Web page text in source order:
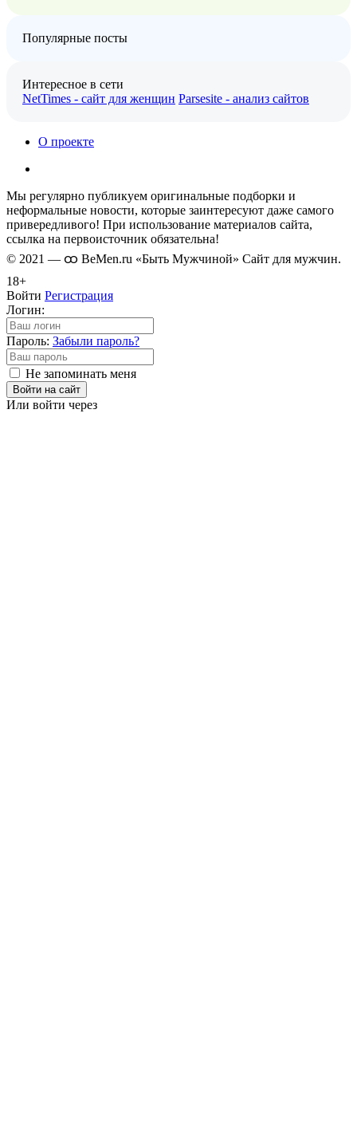
Популярные посты
Интересное в сети
NetTimes - сайт для женщин Parsesite - анализ сайтов
О проекте
Мы регулярно публикуем оригинальные подборки и
неформальные новости, которые заинтересуют даже самого
привередливого! При использование материалов сайта,
ссылка на первоисточник обязательна!
© 2021 — ထ BeMen.ru «Быть Мужчиной» Сайт для мужчин.
18+
Войти Регистрация
Логин:
Пароль: Забыли пароль?
Не запоминать меня
Войти на сайт
Или войти через